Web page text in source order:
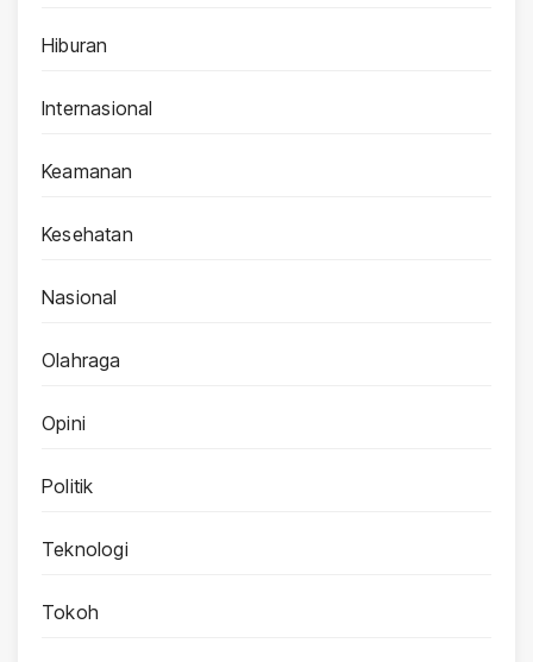
Hiburan
Internasional
Keamanan
Kesehatan
Nasional
Olahraga
Opini
Politik
Teknologi
Tokoh